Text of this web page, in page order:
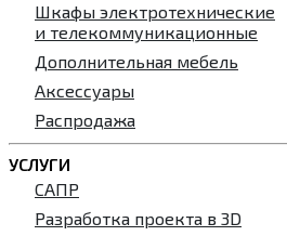
Шкафы электротехнические
и телекоммуникационные
Дополнительная мебель
Аксессуары
Распродажа
УСЛУГИ
САПР
Разработка проекта в 3D